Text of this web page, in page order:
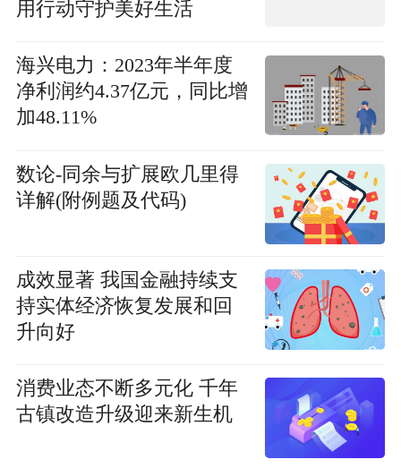
用行动守护美好生活
海兴电力：2023年半年度
净利润约4.37亿元，同比增
加48.11%
数论-同余与扩展欧几里得
详解(附例题及代码)
成效显著 我国金融持续支
持实体经济恢复发展和回
升向好
消费业态不断多元化 千年
古镇改造升级迎来新生机